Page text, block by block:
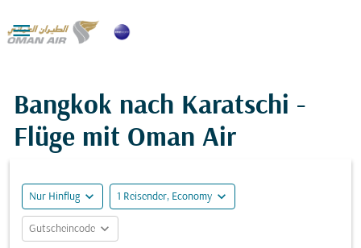

Bangkok nach Karatschi -
Flüge mit Oman Air
Nur Hinflug expand_more 1 Reisender, Economy expand_more
Gutscheincode expand_more